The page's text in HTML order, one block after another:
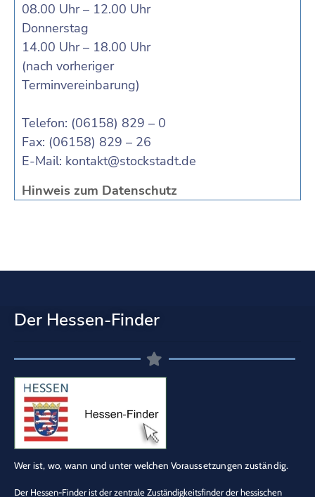
08.00 Uhr – 12.00 Uhr
Donnerstag
14.00 Uhr – 18.00 Uhr
(nach vorheriger
Terminvereinbarung)
Telefon: (06158) 829 – 0
Fax: (06158) 829 – 26
E-Mail: kontakt@stockstadt.de
Hinweis zum Datenschutz
Der Hessen-Finder
Wer ist, wo, wann und unter welchen Voraussetzungen zuständig.
Der Hessen-Finder ist der zentrale Zuständigkeitsfinder der hessischen